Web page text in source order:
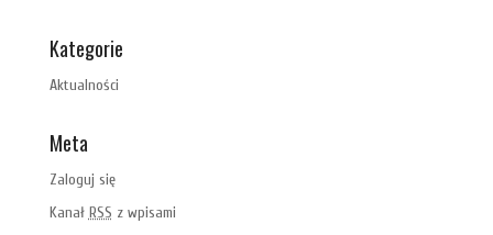
Kategorie
Aktualności
Meta
Zaloguj się
Kanał RSS z wpisami